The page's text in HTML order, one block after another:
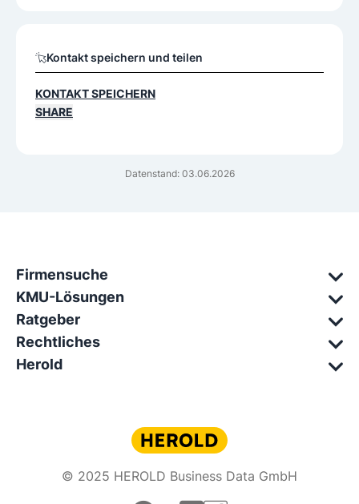
Datenstand: 03.06.2026
Kontakt speichern und teilen
KONTAKT SPEICHERN
SHARE
Firmensuche
KMU-Lösungen
Ratgeber
Rechtliches
Herold
© 2025 HEROLD Business Data GmbH